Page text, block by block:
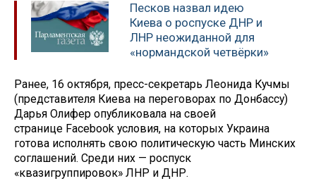
Песков назвал идею
Киева о роспуске ДНР и
ЛНР неожиданной для
«нормандской четвёрки»
Ранее, 16 октября, пресс-секретарь Леонида Кучмы
(представителя Киева на переговорах по Донбассу)
Дарья Олифер опубликовала на своей
странице Facebook условия, на которых Украина
готова исполнять свою политическую часть Минских
соглашений. Среди них — роспуск
«квазигруппировок» ЛНР и ДНР.